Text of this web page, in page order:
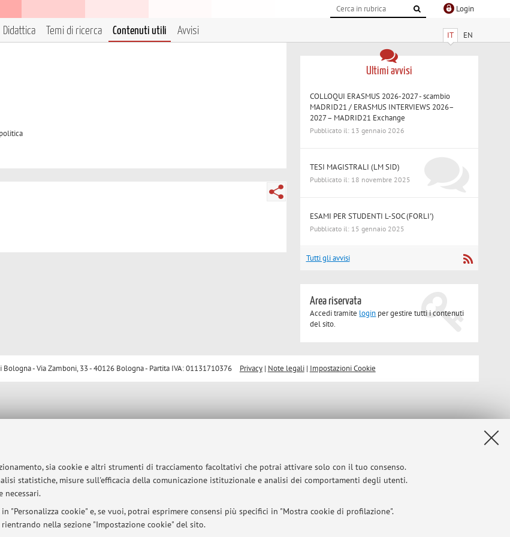
sia cookie e altri strumenti di tracciamento facoltativi che potrai attivare solo con il tuo consenso.
statistiche, misure sull'efficacia della comunicazione istituzionale e analisi dei comportamenti degli utenti.
necessari.
cookie" e, se vuoi, potrai esprimere consensi più specifici in "Mostra cookie di profilazione".
nella sezione "Impostazione cookie" del sito.
Login
IT EN
Didattica Temi di ricerca Contenuti utili Avvisi
Ultimi avvisi
COLLOQUI ERASMUS 2026-2027 - scambio
MADRID21 / ERASMUS INTERVIEWS 2026–
2027 – MADRID21 Exchange
Pubblicato il: 13 gennaio 2026
TESI MAGISTRALI (LM SID)
Pubblicato il: 18 novembre 2025
ESAMI PER STUDENTI L-SOC (FORLI')
Pubblicato il: 15 gennaio 2025
Tutti gli avvisi
Area riservata
Accedi tramite login per gestire tutti i contenuti
del sito.
Bologna - Via Zamboni, 33 - 40126 Bologna - Partita IVA: 01131710376 Privacy| Note legali| Impostazioni Cookie